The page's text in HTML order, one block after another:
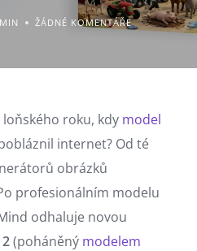
ŽÁDNÉ KOMENTÁŘE
roku, kdy model
internet? Od té
obrázků
profesionálním modelu
odhaluje novou
(poháněný modelem